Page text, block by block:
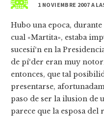
1 NOVIEMBRE 2007 A
Hubo una epoca,
cual «Martita», estaba
sucesií²n en la
de pí²der eran muy
entonces, que tal
presentarse,
paso de ser la ilusion de
parece que la esposa